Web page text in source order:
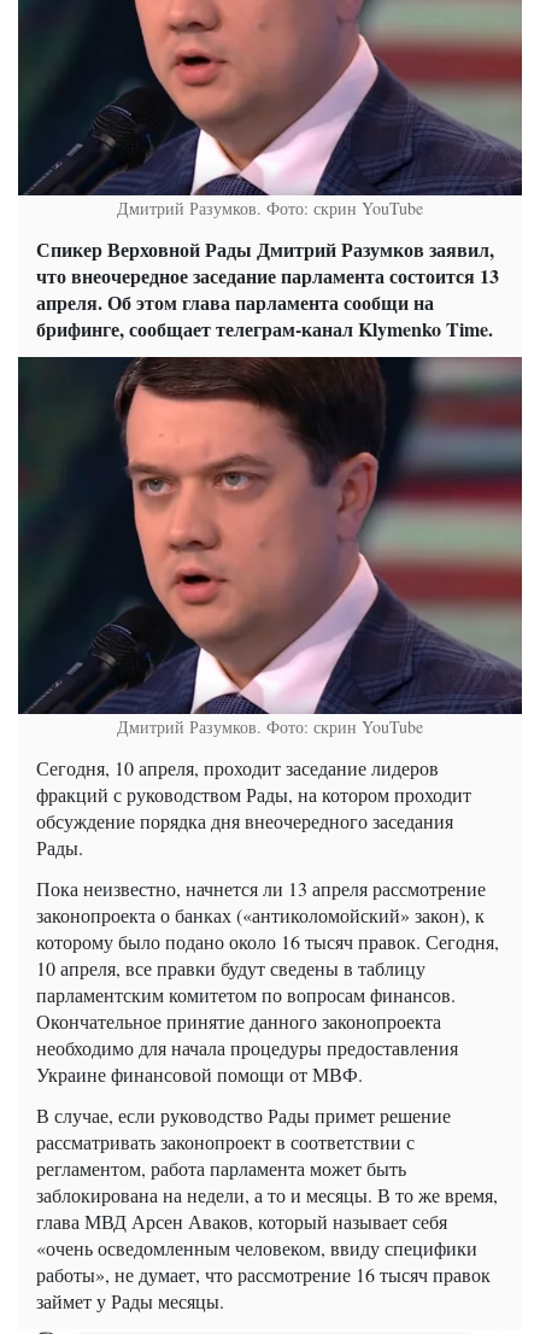
Дмитрий Разумков. Фото: скрин YouTube
Спикер Верховной Рады Дмитрий Разумков заявил,
что внеочередное заседание парламента состоится 13
апреля. Об этом глава парламента сообщи на
брифинге, сообщает телеграм-канал Klymenko Time.
Дмитрий Разумков. Фото: скрин YouTube
Сегодня, 10 апреля, проходит заседание лидеров
фракций с руководством Рады, на котором проходит
обсуждение порядка дня внеочередного заседания
Рады.
Пока неизвестно, начнется ли 13 апреля рассмотрение
законопроекта о банках («антиколомойский» закон), к
которому было подано около 16 тысяч правок. Сегодня,
10 апреля, все правки будут сведены в таблицу
парламентским комитетом по вопросам финансов.
Окончательное принятие данного законопроекта
необходимо для начала процедуры предоставления
Украине финансовой помощи от МВФ.
В случае, если руководство Рады примет решение
рассматривать законопроект в соответствии с
регламентом, работа парламента может быть
заблокирована на недели, а то и месяцы. В то же время,
глава МВД Арсен Аваков, который называет себя
«очень осведомленным человеком, ввиду специфики
работы», не думает, что рассмотрение 16 тысяч правок
займет у Рады месяцы.